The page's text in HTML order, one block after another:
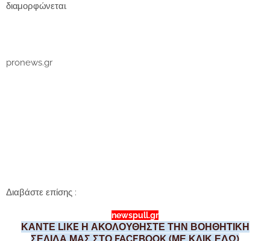
διαμορφώνεται.
pronews.gr
Διαβάστε επίσης :
newspull.gr
ΚΑΝΤΕ LIKE Η ΑΚΟΛΟΥΘΗΣΤΕ ΤΗΝ ΒΟΗΘΗΤΙΚΗ